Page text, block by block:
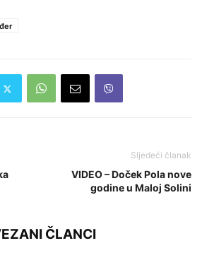
Sljedeći članak
VIDEO – Doček Pola nove
godine u Maloj Solini
ČLANCI